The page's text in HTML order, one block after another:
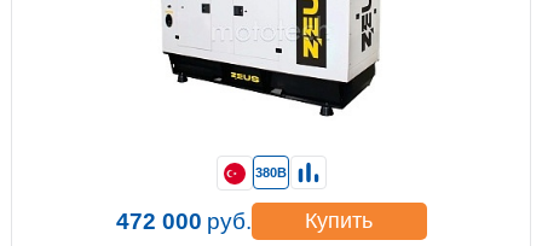
380В
472 000 руб. Купить